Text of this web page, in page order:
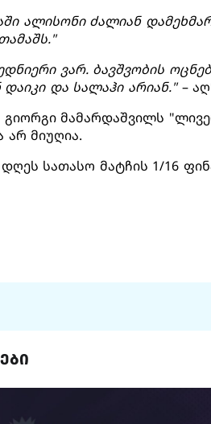
ალისონი ძალიან
ვარ. ბავშვობის
დაიკი და სალაჰი არიან."–
გიორგი მამარდაშვილს
არ მიუღია.
სათასო მატჩის 1/16